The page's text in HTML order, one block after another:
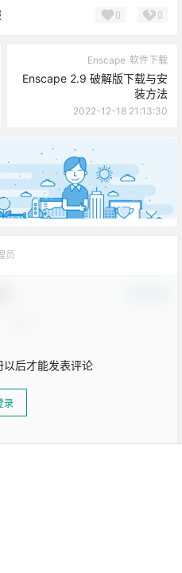
0 0
Enscape 软件下载
Enscape 2.9 破解版下载与安
装方法
2022-12-18 21:13:30
员
后才能发表评论
录